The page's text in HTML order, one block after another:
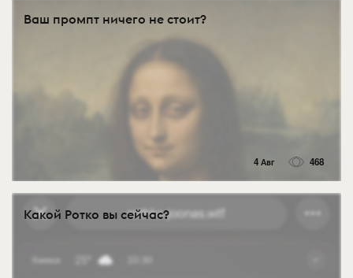
Ваш промпт ничего не стоит?
4 Авг 468
Какой Ротко вы сейчас?